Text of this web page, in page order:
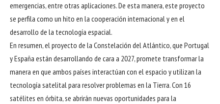
emergencias, entre otras aplicaciones. De esta manera, este proyecto
se perfila como un hito en la cooperación internacional y en el
desarrollo de la tecnología espacial.
En resumen, el proyecto de la Constelación del Atlántico, que Portugal
y España están desarrollando de cara a 2027, promete transformar la
manera en que ambos países interactúan con el espacio y utilizan la
tecnología satelital para resolver problemas en la Tierra. Con 16
satélites en órbita, se abrirán nuevas oportunidades para la